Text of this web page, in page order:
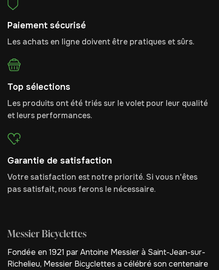
Paiement sécurisé
Les achats en ligne doivent être pratiques et sûrs.
Top sélections
Les produits ont été triés sur le volet pour leur qualité
et leurs performances.
Garantie de satisfaction
Votre satisfaction est notre priorité. Si vous n'êtes
pas satisfait, nous ferons le nécessaire.
Messier Bicyclettes
Fondée en 1921 par Antoine Messier à Saint-Jean-sur-
Richelieu, Messier Bicyclettes a célébré son centenaire